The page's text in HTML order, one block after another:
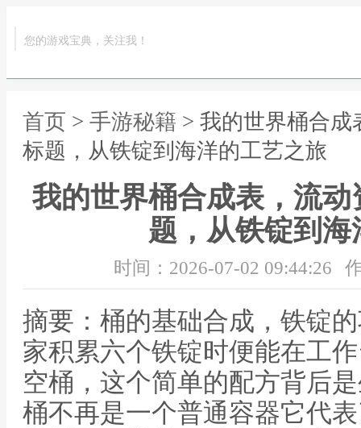
您的游戏宝典，关注我！
首页 > 手游秘籍 > 我的世界桶合
标题，从铁锭到海洋的工艺之旅
我的世界桶合成表，流
题，从铁锭到
时间：2026-07-02 09:44:26
摘要：桶的基础合成，铁锭
家积累六个铁锭时便能在工
空桶，这个简单的配方背后
桶不再是一个普通容器它代